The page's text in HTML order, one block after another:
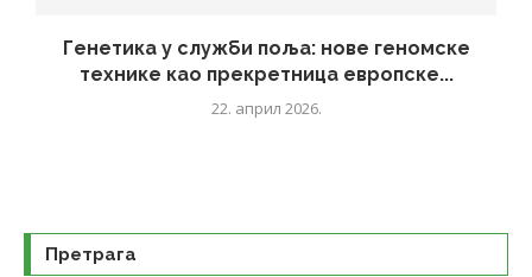
Генетика у служби поља: нове геномске
технике као прекретница европске...
22. април 2026.
Претрага